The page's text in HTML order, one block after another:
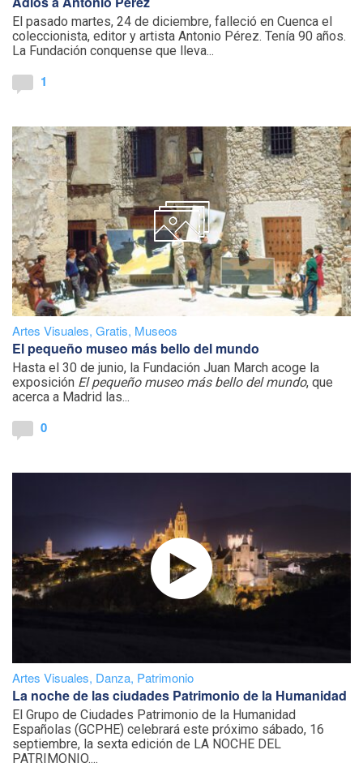
El pasado martes, 24 de diciembre, falleció en Cuenca el
coleccionista, editor y artista Antonio Pérez. Tenía 90 años.
La Fundación conquense que lleva...
1
Artes Visuales, Gratis, Museos
El pequeño museo más bello del mundo
Hasta el 30 de junio, la Fundación Juan March acoge la
exposición El pequeño museo más bello del mundo, que
acerca a Madrid las...
0
Artes Visuales, Danza, Patrimonio
La noche de las ciudades Patrimonio de la Humanidad
El Grupo de Ciudades Patrimonio de la Humanidad
Españolas (GCPHE) celebrará este próximo sábado, 16
septiembre, la sexta edición de LA NOCHE DEL
PATRIMONIO....